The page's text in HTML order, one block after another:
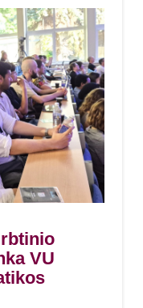
VU